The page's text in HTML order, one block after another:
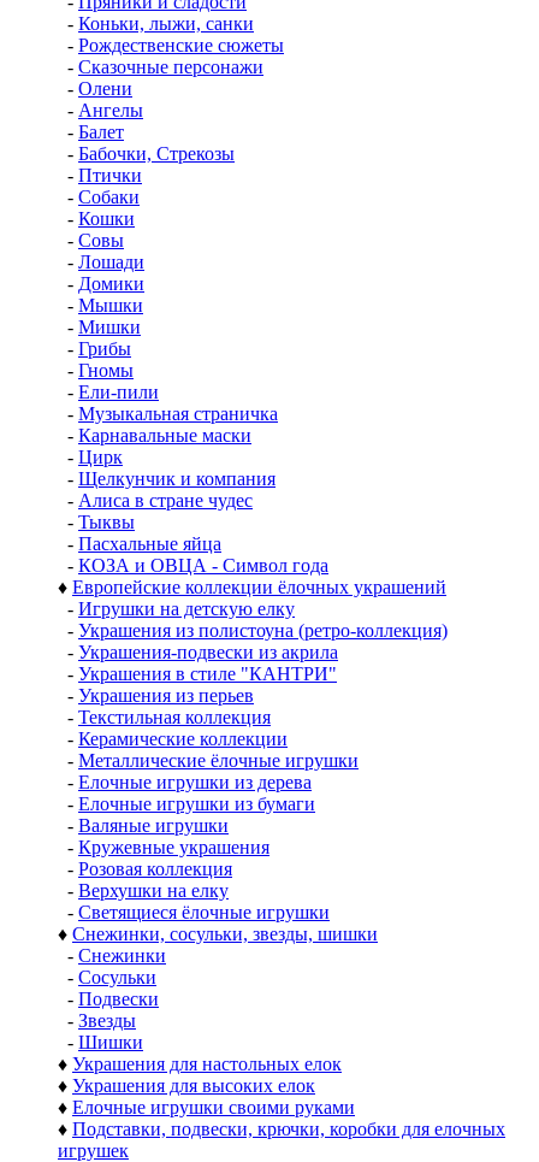
- Коньки, лыжи, санки
- Рождественские сюжеты
- Сказочные персонажи
- Олени
- Ангелы
- Балет
- Бабочки, Стрекозы
- Птички
- Собаки
- Кошки
- Совы
- Лошади
- Домики
- Мышки
- Мишки
- Грибы
- Гномы
- Ели-пили
- Музыкальная страничка
- Карнавальные маски
- Цирк
- Щелкунчик и компания
- Алиса в стране чудес
- Тыквы
- Пасхальные яйца
- КОЗА и ОВЦА - Символ года
♦ Европейские коллекции ёлочных украшений
- Игрушки на детскую елку
- Украшения из полистоуна (ретро-коллекция)
- Украшения-подвески из акрила
- Украшения в стиле "КАНТРИ"
- Украшения из перьев
- Текстильная коллекция
- Керамические коллекции
- Металлические ёлочные игрушки
- Елочные игрушки из дерева
- Елочные игрушки из бумаги
- Валяные игрушки
- Кружевные украшения
- Розовая коллекция
- Верхушки на елку
- Светящиеся ёлочные игрушки
♦ Снежинки, сосульки, звезды, шишки
- Снежинки
- Сосульки
- Подвески
- Звезды
- Шишки
♦ Украшения для настольных елок
♦ Украшения для высоких елок
♦ Елочные игрушки своими руками
♦ Подставки, подвески, крючки, коробки для елочных
игрушек